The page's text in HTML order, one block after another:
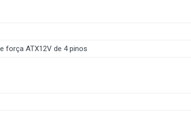
força ATX12V de 4 pinos